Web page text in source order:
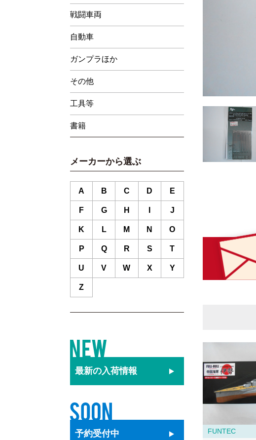
FUNTEC
戦闘車両
自動車
ガンプラほか
その他
工具等
書籍
メーカーから選ぶ
A B C D E
F G H J
K L M N O
P Q R S T
U V W X Y
Z
最新の入荷情報
予約受付中